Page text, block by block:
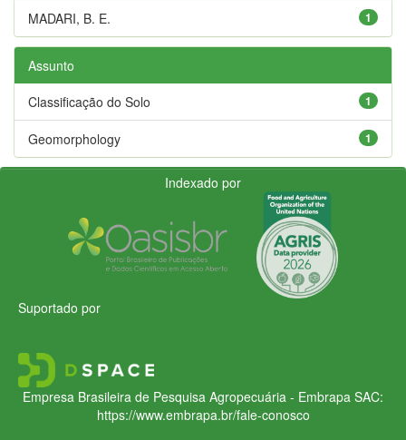
1
MADARI, B. E.
Assunto
1
Classificação do Solo
1
Geomorphology
Indexado por
Suportado por
Empresa Brasileira de Pesquisa Agropecuária - Embrapa SAC:
https://www.embrapa.br/fale-conosco